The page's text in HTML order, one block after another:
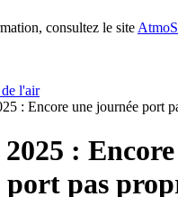
consultez le site
l'air
: Encore une journée port
:
pas